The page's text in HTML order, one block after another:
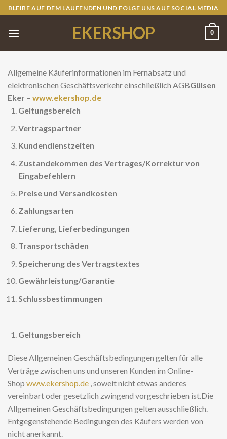
Skip
to
content
BLEIBE AUF DEM LAUFENDEN UND FOLGE UNS AUF SOCIAL MEDIA
EKERSHOP 0
Allgemeine Käuferinformationen im Fernabsatz und
elektronischen Geschäftsverkehr einschließlich AGBGülsen
Eker – www.ekershop.de
Geltungsbereich
Vertragspartner
Kundendienstzeiten
Zustandekommen des Vertrages/Korrektur von
Eingabefehlern
Preise und Versandkosten
Zahlungsarten
Lieferung, Lieferbedingungen
Transportschäden
Speicherung des Vertragstextes
Gewährleistung/Garantie
Schlussbestimmungen
Geltungsbereich
Diese Allgemeinen Geschäftsbedingungen gelten für alle
Verträge zwischen uns und unseren Kunden im Online-
Shop www.ekershop.de , soweit nicht etwas anderes
vereinbart oder gesetzlich zwingend vorgeschrieben ist.Die
Allgemeinen Geschäftsbedingungen gelten ausschließlich.
Entgegenstehende Bedingungen des Käufers werden von
nicht anerkannt.